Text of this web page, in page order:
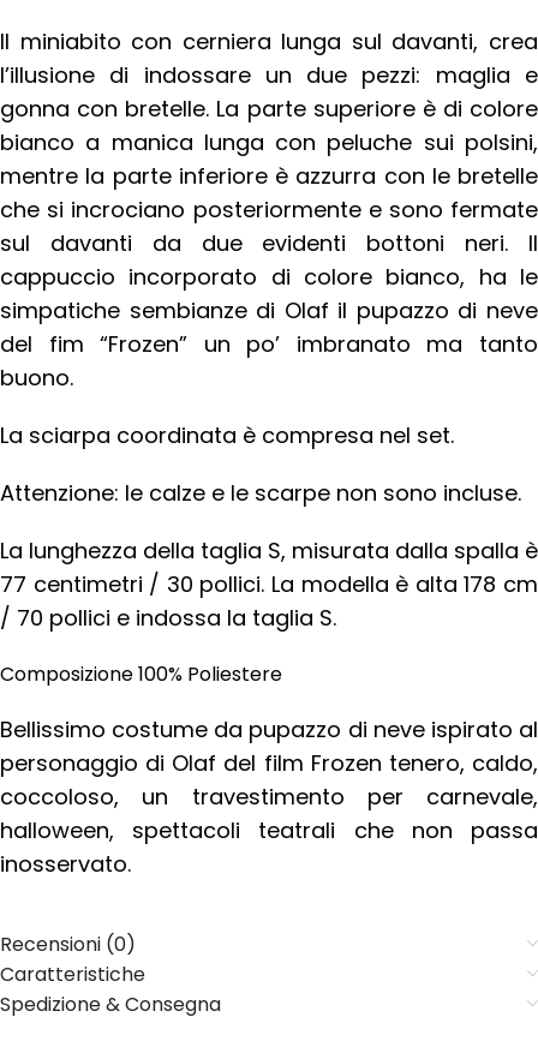
Il miniabito con cerniera lunga sul davanti, crea
l’illusione di indossare un due pezzi: maglia e
gonna con bretelle. La parte superiore è di colore
bianco a manica lunga con peluche sui polsini,
mentre la parte inferiore è azzurra con le bretelle
che si incrociano posteriormente e sono fermate
sul davanti da due evidenti bottoni neri. Il
cappuccio incorporato di colore bianco, ha le
simpatiche sembianze di Olaf il pupazzo di neve
del fim “Frozen” un po’ imbranato ma tanto
buono.
La sciarpa coordinata è compresa nel set.
Attenzione: le calze e le scarpe non sono incluse.
La lunghezza della taglia S, misurata dalla spalla è
77 centimetri / 30 pollici. La modella è alta 178 cm
/ 70 pollici e indossa la taglia S.
Composizione 100% Poliestere
Bellissimo costume da pupazzo di neve ispirato al
personaggio di Olaf del film Frozen tenero, caldo,
coccoloso, un travestimento per carnevale,
halloween, spettacoli teatrali che non passa
inosservato.
Recensioni (0)
Caratteristiche
Spedizione & Consegna